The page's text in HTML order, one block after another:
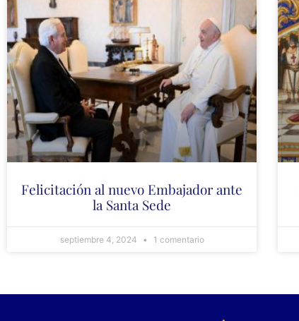
Felicitación al nuevo Embajador ante
la Santa Sede
septiembre 4, 2024 1 comentario